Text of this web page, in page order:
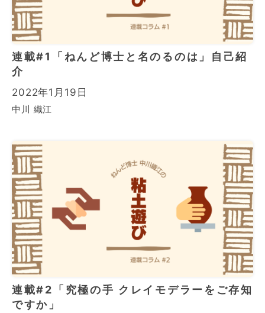
連載#1「ねんど博士と名のるのは」自己紹
介
2022年1月19日
中川 織江
連載#2「究極の手 クレイモデラーをご存知
ですか」